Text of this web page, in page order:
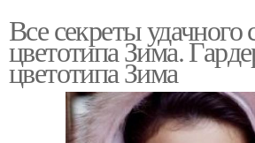
Все секреты удачного
цветотипа Зима.
цветотипа Зима